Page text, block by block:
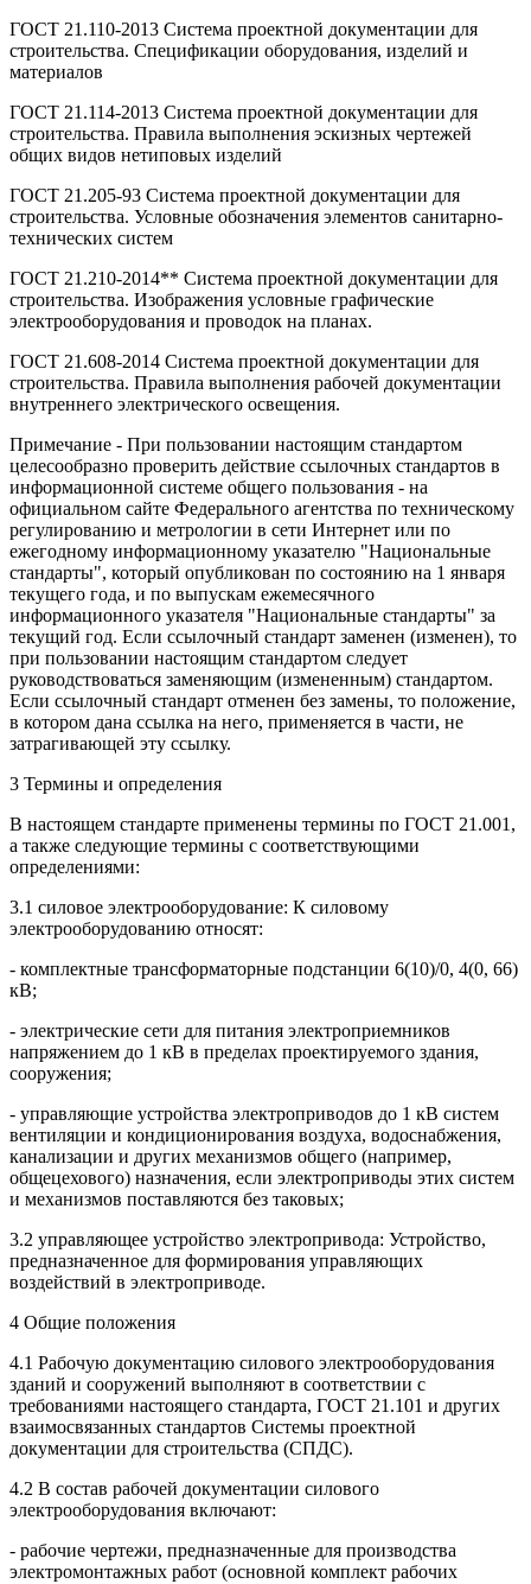
ГОСТ 21.110-2013 Система проектной документации для
строительства. Спецификации оборудования, изделий и
материалов
ГОСТ 21.114-2013 Система проектной документации для
строительства. Правила выполнения эскизных чертежей
общих видов нетиповых изделий
ГОСТ 21.205-93 Система проектной документации для
строительства. Условные обозначения элементов санитарно-
технических систем
ГОСТ 21.210-2014** Система проектной документации для
строительства. Изображения условные графические
электрооборудования и проводок на планах.
ГОСТ 21.608-2014 Система проектной документации для
строительства. Правила выполнения рабочей документации
внутреннего электрического освещения.
Примечание - При пользовании настоящим стандартом
целесообразно проверить действие ссылочных стандартов в
информационной системе общего пользования - на
официальном сайте Федерального агентства по техническому
регулированию и метрологии в сети Интернет или по
ежегодному информационному указателю "Национальные
стандарты", который опубликован по состоянию на 1 января
текущего года, и по выпускам ежемесячного
информационного указателя "Национальные стандарты" за
текущий год. Если ссылочный стандарт заменен (изменен), то
при пользовании настоящим стандартом следует
руководствоваться заменяющим (измененным) стандартом.
Если ссылочный стандарт отменен без замены, то положение,
в котором дана ссылка на него, применяется в части, не
затрагивающей эту ссылку.
3 Термины и определения
В настоящем стандарте применены термины по ГОСТ 21.001,
а также следующие термины с соответствующими
определениями:
3.1 силовое электрооборудование: К силовому
электрооборудованию относят:
- комплектные трансформаторные подстанции 6(10)/0, 4(0, 66)
кВ;
- электрические сети для питания электроприемников
напряжением до 1 кВ в пределах проектируемого здания,
сооружения;
- управляющие устройства электроприводов до 1 кВ систем
вентиляции и кондиционирования воздуха, водоснабжения,
канализации и других механизмов общего (например,
общецехового) назначения, если электроприводы этих систем
и механизмов поставляются без таковых;
3.2 управляющее устройство электропривода: Устройство,
предназначенное для формирования управляющих
воздействий в электроприводе.
4 Общие положения
4.1 Рабочую документацию силового электрооборудования
зданий и сооружений выполняют в соответствии с
требованиями настоящего стандарта, ГОСТ 21.101 и других
взаимосвязанных стандартов Системы проектной
документации для строительства (СПДС).
4.2 В состав рабочей документации силового
электрооборудования включают:
- рабочие чертежи, предназначенные для производства
электромонтажных работ (основной комплект рабочих